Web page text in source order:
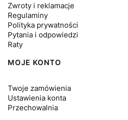
Zwroty i reklamacje
Regulaminy
Polityka prywatności
Pytania i odpowiedzi
Raty
MOJE KONTO
Twoje zamówienia
Ustawienia konta
Przechowalnia